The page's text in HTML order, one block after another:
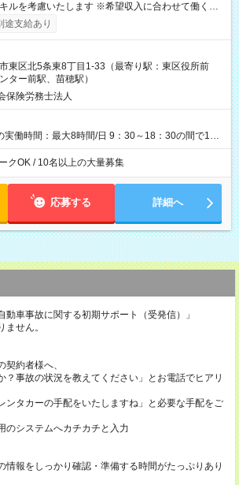
ルを考慮いたします ※希望収入に合わせて働くこ
円、1日5時間、週
合） ◇月161，000円 （時給1，150円、1日7時間、
途支給あり
東区北5条東8丁目1-33（最寄り駅：東区役所前
ター前駅、苗穂駅）
保険労務士法人
実働時間：最大8時間/日 9：30～18：30の間で1日
15時間～40時間以内）、週3日～OK！ ※30分単位
る勤務シフト例＞ 下記以外も可
～14：00（休憩無） 13：00～18：00（休憩無）
クOK / 10名以上の大量募集
応募する 詳細へ
動車事故に関する初期サポート（受発信）」
せん。
約者様へ、
？事故の状況を教えてください」とお電話でヒアリ
ンタカーの手配をいたしますね」と必要な手配をご
のシステムへカチカチと入力
情報をしっかり確認・準備する時間がたっぷりあり